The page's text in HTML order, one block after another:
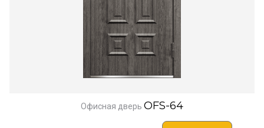
Офисная дверь OFS-64